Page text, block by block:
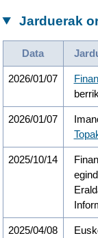
Jarduerak
Data
2026/01/07
2026/01/07
2025/10/14
2025/04/08